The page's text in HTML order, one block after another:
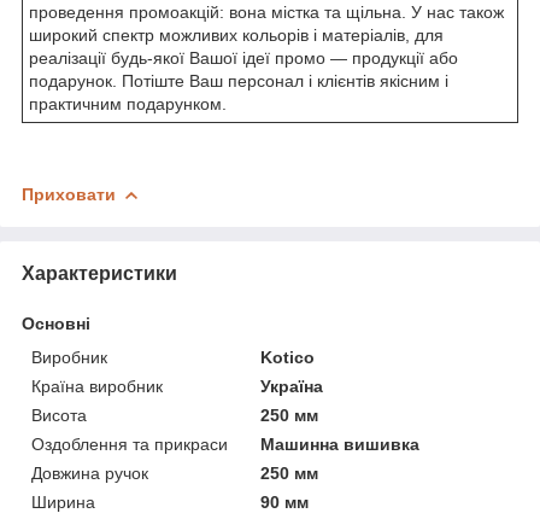
проведення промоакцій: вона містка та щільна. У нас також
широкий спектр можливих кольорів і матеріалів, для
реалізації будь-якої Вашої ідеї промо — продукції або
подарунок. Потіште Ваш персонал і клієнтів якісним і
практичним подарунком.
Приховати
Характеристики
Основні
Виробник
Kotico
Країна виробник
Україна
Висота
250 мм
Оздоблення та прикраси
Машинна вишивка
Довжина ручок
250 мм
Ширина
90 мм